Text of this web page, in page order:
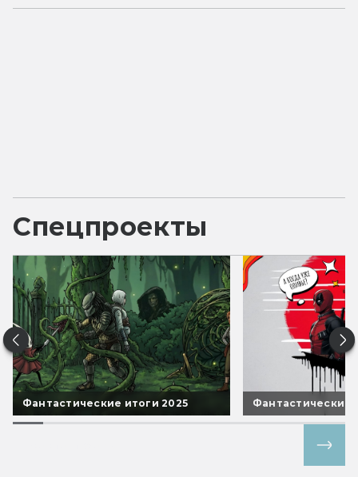
Спецпроекты
Фантастические итоги 2025 Фантастические